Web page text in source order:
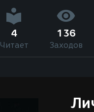
4
Читает
136
Заходов